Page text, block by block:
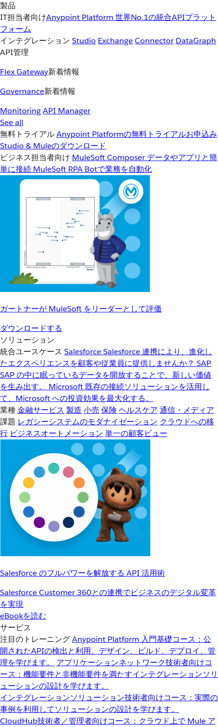
製品
IT担当者向けAnypoint Platform 世界No.1の統合APIプラット
フォーム
インテグレーション Studio ExchangeConnector DataGraph
API管理
Flex Gateway新着情報
Governance新着情報
MonitoringAPI Manager
See all
無料トライアルAnypoint Platformの無料トライアルお申込み
Studio & Muleのダウンロード
ビジネス担当者向け MuleSoft Composer データやアプリと簡
単に接続 MuleSoft RPA Botで業務を自動化
ガートナーが MuleSoft をリーダーとして評価
ダウンロードする
ソリューション
統合ユースケース SalesforceSalesforce 連携により、進化し
たエクスペリエンスを顧客や従業員に提供しませんか？ SAP
SAP の中に眠っているデータを開放することで、新しい価値
を生み出す。
Microsoft 既存の接続ソリューションを活用し
て、Microsoft への投資効果を最大化する。
業種金融サービス 製造 小売 保険 ヘルスケア 通信・メディア
課題 レガシーシステムのモダナイゼーション クラウドへの移
行 ビジネスオートメーション 単一の顧客ビュー
Salesforce のフルパワーを解放する API 活用術
Salesforce Customer 360との連携でビジネスのデジタル変革
を実現
eBookを読む
サービス
注目のトレーニングAnypoint Platform 入門基礎コース：公
開されたAPIの検出と利用、デザイン、ビルド、デプロイ、管
理を学びます。
アプリケーションネットワーク技術者向けコ
ース：機能要件と非機能要件を満たすインテグレーションソリ
ューションの設計を学びます。
インテグレーションソリューション技術者向けコース：実際の
事例を利用してソリューションの設計を学びます。
CloudHub技術者／管理者向けコース：クラウド上で Mule ア